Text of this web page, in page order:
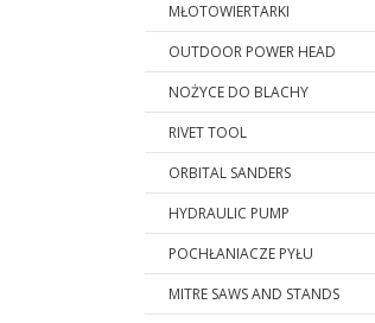
MŁOTOWIERTARKI
OUTDOOR POWER HEAD
NOŻYCE DO BLACHY
RIVET TOOL
ORBITAL SANDERS
HYDRAULIC PUMP
POCHŁANIACZE PYŁU
MITRE SAWS AND STANDS